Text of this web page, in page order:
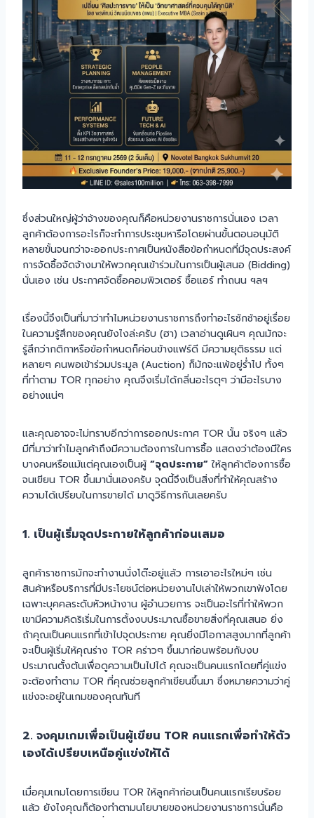
ซึ่งส่วนใหญ่ผู้ว่าจ้างของคุณก็คือหน่วยงานราชการนั่นเอง เวลา
ลูกค้าต้องการอะไรก็จะทำการประชุมหารือโดยผ่านขั้นตอนอนุมัติ
หลายขั้นจนกว่าจะออกประกาศเป็นหนังสือข้อกำหนดที่มีจุดประสงค์
การจัดซื้อจัดจ้างมาให้พวกคุณเข้าร่วมในการเป็นผู้เสนอ (Bidding)
นั่นเอง เช่น ประกาศจัดซื้อคอมพิวเตอร์ ซื้อแอร์ ทำถนน ฯลฯ
เรื่องนี้จึงเป็นที่มาว่าทำไมหน่วยงานราชการถึงทำอะไรชักช้าอยู่เรื่อย
ในความรู้สึกของคุณยังไงล่ะครับ (ฮา) เวลาอ่านดูเผินๆ คุณมักจะ
รู้สึกว่ากติกาหรือข้อกำหนดก็ค่อนข้างแฟร์ดี มีความยุติธรรม แต่
หลายๆ คนพอเข้าร่วมประมูล (Auction) ก็มักจะแพ้อยู่ร่ำไป ทั้งๆ
ที่ทำตาม TOR ทุกอย่าง คุณจึงเริ่มได้กลิ่นอะไรตุๆ ว่ามีอะไรบาง
อย่างแน่ๆ
และคุณอาจจะไม่ทราบอีกว่าการออกประกาศ TOR นั้น จริงๆ แล้ว
มีที่มาว่าทำไมลูกค้าถึงมีความต้องการในการซื้อ แสดงว่าต้องมีใคร
บางคนหรือแม้แต่คุณเองเป็นผู้ “จุดประกาย”ให้ลูกค้าต้องการซื้อ
จนเขียน TOR ขึ้นมานั่นเองครับ จุดนี้จึงเป็นสิ่งที่ทำให้คุณสร้าง
ความได้เปรียบในการขายได้ มาดูวิธีการกันเลยครับ
1. เป็นผู้เริ่มจุดประกายให้ลูกค้าก่อนเสมอ
ลูกค้าราชการมักจะทำงานนั่งโต๊ะอยู่แล้ว การเอาอะไรใหม่ๆ เช่น
สินค้าหรือบริการที่มีประโยชน์ต่อหน่วยงานไปเล่าให้พวกเขาฟังโดย
เฉพาะบุคคลระดับหัวหน้างาน ผู้อำนวยการ จะเป็นอะไรที่ทำให้พวก
เขามีความคิดริเริ่มในการตั้งงบประมาณซื้อขายสิ่งที่คุณเสนอ ยิ่ง
ถ้าคุณเป็นคนแรกที่เข้าไปจุดประกาย คุณยิ่งมีโอกาสสูงมากที่ลูกค้า
จะเป็นผู้เริ่มให้คุณร่าง TOR คร่าวๆ ขึ้นมาก่อนพร้อมกับงบ
ประมาณตั้งต้นเพื่อดูความเป็นไปได้ คุณจะเป็นคนแรกโดยที่คู่แข่ง
จะต้องทำตาม TOR ที่คุณช่วยลูกค้าเขียนขึ้นมา ซึ่งหมายความว่าคู่
แข่งจะอยู่ในเกมของคุณทันที
2. จงคุมเกมเพื่อเป็นผู้เขียน TOR คนแรกเพื่อทำให้ตัว
เองได้เปรียบเหนือคู่แข่งให้ได้
เมื่อคุมเกมโดยการเขียน TOR ให้ลูกค้าก่อนเป็นคนแรกเรียบร้อย
แล้ว ยังไงคุณก็ต้องทำตามนโยบายของหน่วยงานราชการนั่นคือ